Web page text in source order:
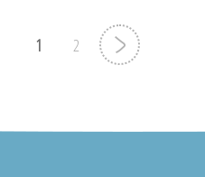
1 2